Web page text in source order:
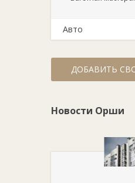
Авто
ДОБАВИТЬ
Новости Орши